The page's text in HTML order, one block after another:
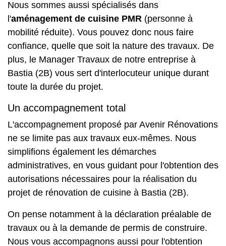
Nous sommes aussi spécialisés dans
l'aménagement de cuisine PMR (personne à
mobilité réduite). Vous pouvez donc nous faire
confiance, quelle que soit la nature des travaux. De
plus, le Manager Travaux de notre entreprise à
Bastia (2B) vous sert d'interlocuteur unique durant
toute la durée du projet.
Un accompagnement total
L'accompagnement proposé par Avenir Rénovations
ne se limite pas aux travaux eux-mêmes. Nous
simplifions également les démarches
administratives, en vous guidant pour l'obtention des
autorisations nécessaires pour la réalisation du
projet de rénovation de cuisine à Bastia (2B).
On pense notamment à la déclaration préalable de
travaux ou à la demande de permis de construire.
Nous vous accompagnons aussi pour l'obtention